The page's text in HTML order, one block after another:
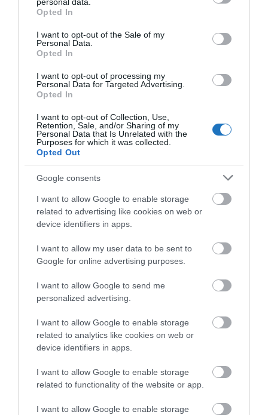
grant or deny consent to Google and its third-party tags to
use your data for below specified purposes in below Google
consent section.
Opted In
I want to opt-out of the Sale of my
Personal Data.
Opted In
I want to opt-out of processing my
Personal Data for Targeted Advertising.
Opted In
I want to opt-out of Collection, Use,
Retention, Sale, and/or Sharing of my
Personal Data that Is Unrelated with the
Purposes for which it was collected.
Opted Out
Google consents
I want to allow Google to enable storage
related to advertising like cookies on web or
device identifiers in apps.
I want to allow my user data to be sent to
Google for online advertising purposes.
I want to allow Google to send me
personalized advertising.
I want to allow Google to enable storage
related to analytics like cookies on web or
device identifiers in apps.
I want to allow Google to enable storage
related to functionality of the website or app.
I want to allow Google to enable storage
irányítók, vagy mondjuk a pilóták igen jó anyagi
társadalom egy szinten túl már nem feltétlenül
támogatja a törekvéseiket. Kényes egyensúly ezt
megtalálni. Ami biztos, hogy számos eltérő érdek van,
a légitársaságok érdeke az, hogy repülni tudjanak, az
áron tudjanak repülni, a dolgozók érdeke pedig az,
hogy megbecsülve végezhessék a munkájukat.
A Ryanair figyelmeztetése és törekvése első
ránézésre dicséretes, ugyanakkor érződik némi
hitelességi deficit, hiszen a cég maga sem arról híres,
hogy rendkívül jól kezelné a saját dolgozói
követeléseit, illetve a sztrájk helyzeteket, sőt, ha úgy
ítélik meg, hogy számukra az jobban megéri, akkor,
ahogy eddig elnéztem, szerintem simán cserben
hagyták az utasaikat a lehető legsokoldalúbb
módokon. Hol a poggyászok maradtak le a
járatokat töröltek, mert végül nem tudtak elegendő
személyzetet felvenni a járatok indulásáig, és még